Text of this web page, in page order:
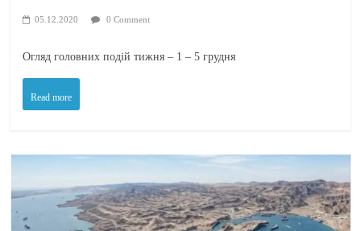
05.12.2020 0 Comment
Огляд головних подій тижня – 1 – 5 грудня
Read more